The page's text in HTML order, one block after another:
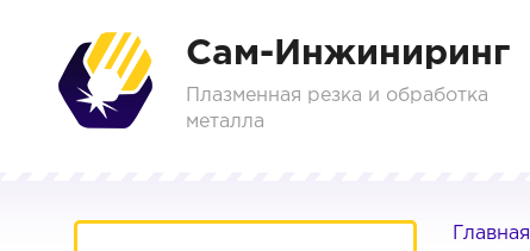
Сам-Инжиниринг
Плазменная резка и обработка
металла
Главная